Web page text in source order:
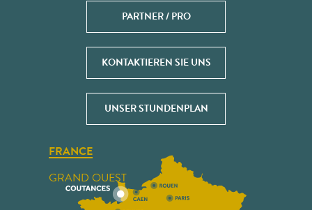
PARTNER / PRO
KONTAKTIEREN SIE UNS
UNSER STUNDENPLAN
FRANCE
GRAND OUEST